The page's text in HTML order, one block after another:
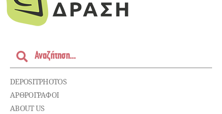
DEPOSITPHOTOS
ΑΡΘΡΟΓΡΑΦΟΙ
ABOUT US